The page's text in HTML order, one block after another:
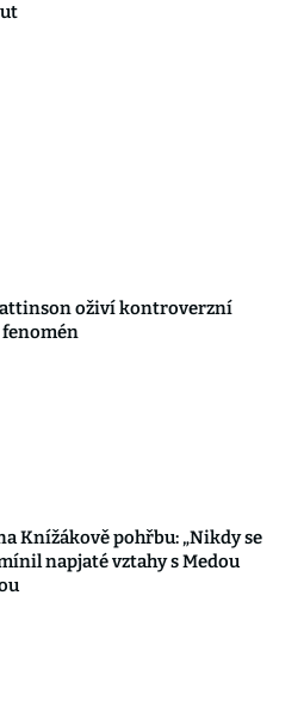
oživí kontroverzní
Knížákově pohřbu: „Nikdy se
napjaté vztahy s Medou